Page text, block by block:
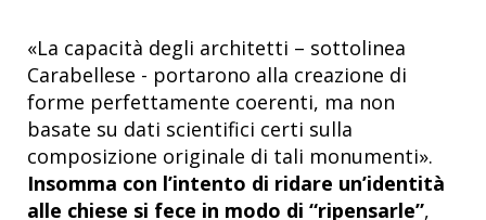
«La capacità degli architetti – sottolinea
Carabellese - portarono alla creazione di
forme perfettamente coerenti, ma non
basate su dati scientifici certi sulla
composizione originale di tali monumenti».
Insomma con l’intento di ridare un’identità
alle chiese si fece in modo di “ripensarle”,